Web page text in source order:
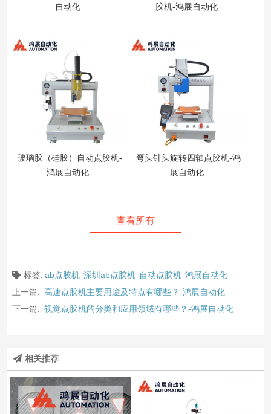
自动化
胶机-鸿展自动化
玻璃胶（硅胶）自动点胶机-
鸿展自动化
弯头针头旋转四轴点胶机-鸿
展自动化
查看所有
标签: ab点胶机 深圳ab点胶机 自动点胶机 鸿展自动化
上一篇: 高速点胶机主要用途及特点有哪些？-鸿展自动化
下一篇: 视觉点胶机的分类和应用领域有哪些？-鸿展自动化
相关推荐